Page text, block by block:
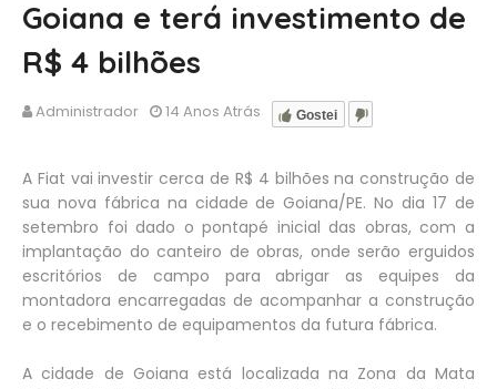
Goiana e terá investimento de
R$ 4 bilhões
Administrador Gostei
14 Anos Atrás
A Fiat vai investir cerca de R$ 4 bilhões na construção de
sua nova fábrica na cidade de Goiana/PE. No dia 17 de
setembro foi dado o pontapé inicial das obras, com a
implantação do canteiro de obras, onde serão erguidos
escritórios de campo para abrigar as equipes da
montadora encarregadas de acompanhar a construção
e o recebimento de equipamentos da futura fábrica.
A cidade de Goiana está localizada na Zona da Mata